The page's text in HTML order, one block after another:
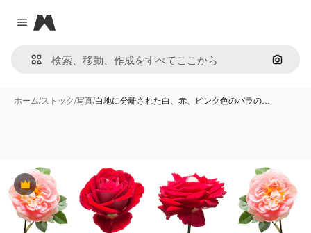
Close menu
Magnific
画像で
ホーム/ストック/写真/白地に分離された白、赤、ピンク色のバラの…
Premium